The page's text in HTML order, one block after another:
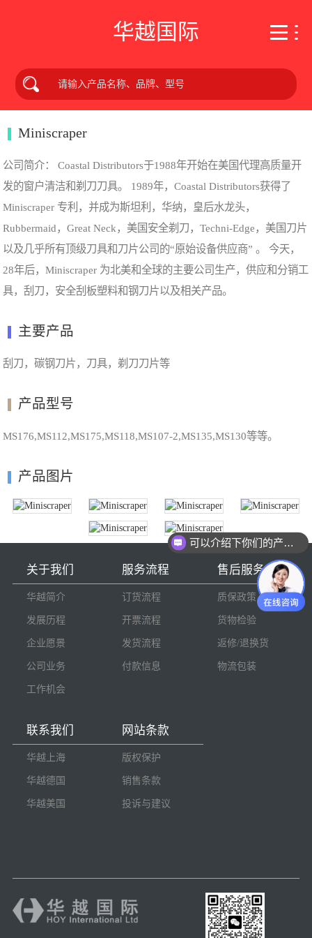
华越国际
Miniscraper
公司简介： Coastal Distributors于1988年开始在美国代理高质量开
发的窗户清洁和剃刀刀具。 1989年，Coastal Distributors获得了
Miniscraper 专利，并成为斯坦利，华纳，皇后水龙头，
Rubbermaid，Great Neck，美国安全剃刀，Techni-Edge，美国刀片
以及几乎所有顶级刀具和刀片公司的“原始设备供应商” 。 今天，
28年后，Miniscraper 为北美和全球的主要公司生产，供应和分销工
具，刮刀，安全刮板塑料和钢刀片以及相关产品。
主要产品
刮刀，碳钢刀片，刀具，剃刀刀片等
产品型号
MS176,MS112,MS175,MS118,MS107-2,MS135,MS130等等。
产品图片
关于我们
华越简介
发展历程
企业愿景
公司业务
工作机会
服务流程
订货流程
开票流程
发货流程
付款信息
售后服务
质保政策
货物检验
返修/退换货
物流包装
联系我们
华越上海
华越德国
华越美国
网站条款
版权保护
销售条款
投诉与建议
可以介绍下你们的产品么